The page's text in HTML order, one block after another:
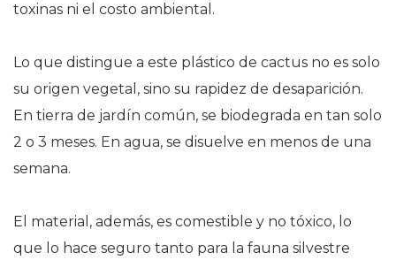
toxinas ni el costo ambiental.
Lo que distingue a este plástico de cactus no es solo
su origen vegetal, sino su rapidez de desaparición.
En tierra de jardín común, se biodegrada en tan solo
2 o 3 meses. En agua, se disuelve en menos de una
semana.
El material, además, es comestible y no tóxico, lo
que lo hace seguro tanto para la fauna silvestre